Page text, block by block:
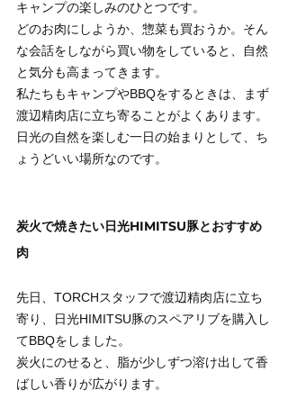
キャンプの楽しみのひとつです。
どのお肉にしようか、惣菜も買おうか。そん
な会話をしながら買い物をしていると、自然
と気分も高まってきます。
私たちもキャンプやBBQをするときは、まず
渡辺精肉店に立ち寄ることがよくあります。
日光の自然を楽しむ一日の始まりとして、ち
ょうどいい場所なのです。
炭火で焼きたい日光HIMITSU豚とおすすめ
肉
先日、TORCHスタッフで渡辺精肉店に立ち
寄り、日光HIMITSU豚のスペアリブを購入し
てBBQをしました。
炭火にのせると、脂が少しずつ溶け出して香
ばしい香りが広がります。